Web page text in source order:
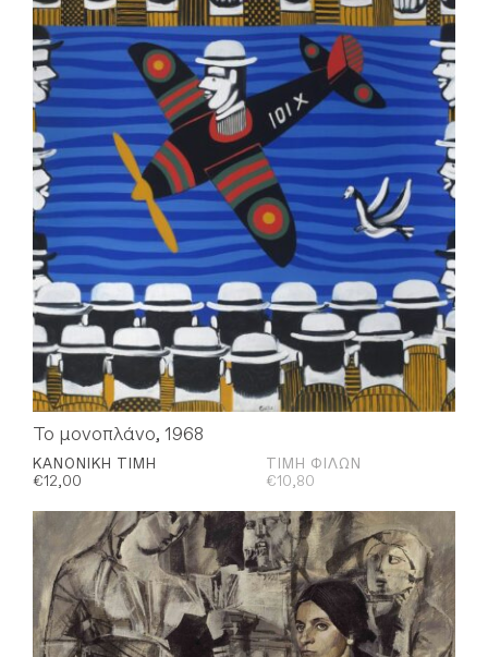
Το μονοπλάνο, 1968
ΚΑΝΟΝΙΚΉ ΤΙΜΉ
€12,00
ΤΙΜΉ ΦΊΛΩΝ
€10,80